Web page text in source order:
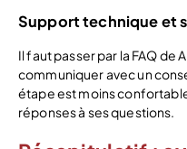
Support technique et
Il faut passer par la FAQ de
communiquer avec un
étape est moins
réponses à ses questions.